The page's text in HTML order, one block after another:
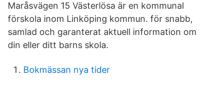
Maråsvägen 15 Västerlösa är en kommunal
förskola inom Linköping kommun. för snabb,
samlad och garanterat aktuell information om
din eller ditt barns skola.
Bokmässan nya tider